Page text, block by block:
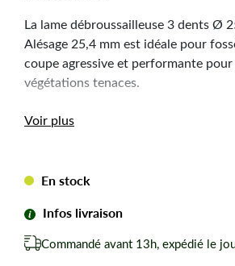
La lame débroussailleuse 3 dents Ø
Alésage 25,4 mm est idéale pour
coupe agressive et performante
végétations tenaces.
Caractéristiques
Épaisseur :3 mm
Dents :3
Voir plus
En stock
Infos livraison
Commandé avant 13h, expédié le